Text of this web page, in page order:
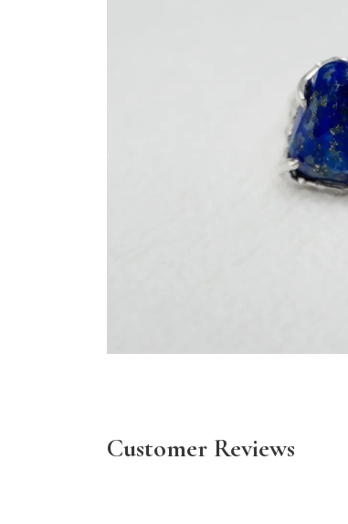
Customer Reviews